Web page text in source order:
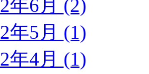
年6月 (2)
年5月 (1)
年4月 (1)